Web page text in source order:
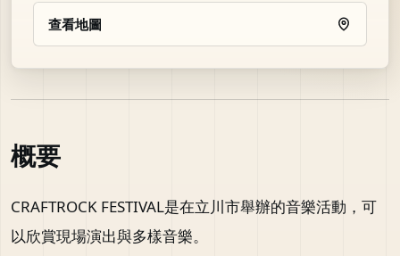
查看地圖
概要
CRAFTROCK FESTIVAL是在立川市舉辦的音樂活動，可
以欣賞現場演出與多樣音樂。